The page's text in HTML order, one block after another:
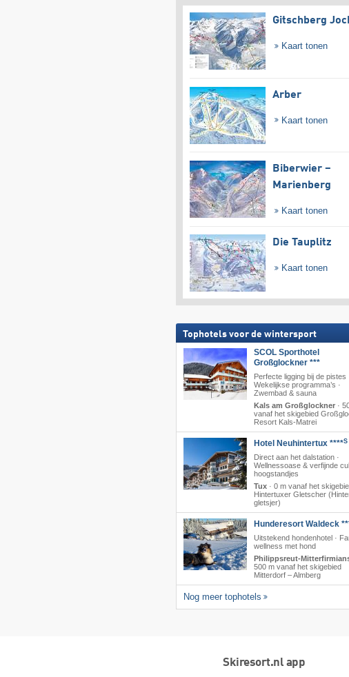
Gitschberg
Kaart tonen
Arber
Kaart tonen
Biberwier –
Marienberg
Kaart tonen
Die Tauplitz
Kaart tonen
Tophotels voor de wintersport
SCOL Sporthotel
Großglockner ***
Perfecte ligging bij de pistes
Wekelijkse programma’s ·
Zwembad & sauna
Kals am Großglockner·
vanaf het skigebied
Resort Kals-Matrei
Hotel Neuhintertux ****S
Direct aan het dalstation ·
Wellnessoase & verfijnde
hoogstandjes
Tux· 0 m vanaf het
Hintertuxer Gletscher
gletsjer)
Hunderesort Waldeck
Uitstekend hondenhotel ·
wellness met hond
Philippsreut-
500 m vanaf het skigebied
Mitterdorf – Almberg
Nog meer tophotels
Skiresort.nl app